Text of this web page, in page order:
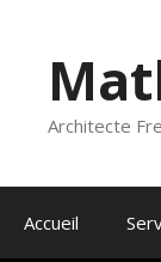
contenu
Architecte
Accueil